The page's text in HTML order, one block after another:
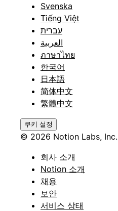
Svenska
Tiếng Việt
עברית
العربية
ภาษาไทย
한국어
日本語
简体中文
繁體中文
쿠키 설정
© 2026 Notion Labs, Inc.
회사 소개
Notion 소개
채용
보안
서비스 상태